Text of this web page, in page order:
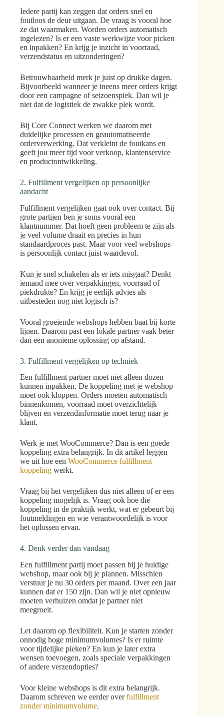
Iedere partij kan zeggen dat orders snel en
foutloos de deur uitgaan. De vraag is vooral hoe
ze dat waarmaken. Worden orders automatisch
ingelezen? Is er een vaste werkwijze voor picken
en inpakken? En krijg je inzicht in voorraad,
verzendstatus en uitzonderingen?
Betrouwbaarheid merk je juist op drukke dagen.
Bijvoorbeeld wanneer je ineens meer orders krijgt
door een campagne of seizoenspiek. Dan wil je
niet dat de logistiek de zwakke plek wordt.
Bij Core Connect werken we daarom met
duidelijke processen en geautomatiseerde
orderverwerking. Dat verkleint de foutkans en
geeft jou meer tijd voor verkoop, klantenservice
en productontwikkeling.
2. Fulfillment vergelijken op persoonlijke
aandacht
Fulfillment vergelijken gaat ook over contact. Bij
grote partijen ben je soms vooral een
klantnummer. Dat hoeft geen probleem te zijn als
je veel volume draait en precies in hun
standaardproces past. Maar voor veel webshops
is persoonlijk contact juist waardevol.
Kun je snel schakelen als er iets misgaat? Denkt
iemand mee over verpakkingen, voorraad of
piekdrukte? En krijg je eerlijk advies als
uitbesteden nog niet logisch is?
Vooral groeiende webshops hebben baat bij korte
lijnen. Daarom past een lokale partner vaak beter
dan een anonieme oplossing op afstand.
3. Fulfillment vergelijken op techniek
Een fulfillment partner moet niet alleen dozen
kunnen inpakken. De koppeling met je webshop
moet ook kloppen. Orders moeten automatisch
binnenkomen, voorraad moet overzichtelijk
blijven en verzendinformatie moet terug naar je
klant.
Werk je met WooCommerce? Dan is een goede
koppeling extra belangrijk. In dit artikel leggen
we uit hoe een WooCommerce fulfillment
koppeling werkt.
Vraag bij het vergelijken dus niet alleen of er een
koppeling mogelijk is. Vraag ook hoe die
koppeling in de praktijk werkt, wat er gebeurt bij
foutmeldingen en wie verantwoordelijk is voor
het oplossen ervan.
4. Denk verder dan vandaag
Een fulfillment partij moet passen bij je huidige
webshop, maar ook bij je plannen. Misschien
verstuur je nu 30 orders per maand. Over een jaar
kunnen dat er 150 zijn. Dan wil je niet opnieuw
moeten verhuizen omdat je partner niet
meegroeit.
Let daarom op flexibiliteit. Kun je starten zonder
onnodig hoge minimumvolumes? Is er ruimte
voor tijdelijke pieken? En kun je later extra
wensen toevoegen, zoals speciale verpakkingen
of andere verzendopties?
Voor kleine webshops is dit extra belangrijk.
Daarom schreven we eerder overfulfillment
zonder minimumvolume.